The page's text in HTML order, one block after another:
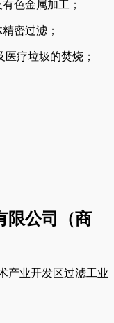
色金属加工；
密过滤；
疗垃圾的焚烧；
限公司（商
产业开发区过滤工业